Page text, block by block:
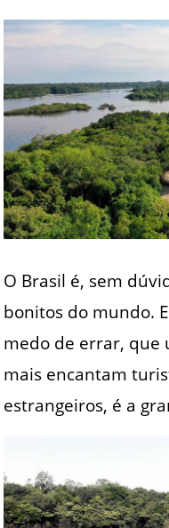
O Brasil é, sem
bonitos do mundo.
medo de errar, que
mais encantam
estrangeiros, é a